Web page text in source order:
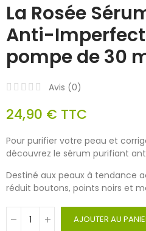
La Rosée
Anti-
pompe de 30
Avis (0)
24,90 € TTC
Pour purifier votre peau et
découvrez le sérum purifiant
Destiné aux peaux à tendance
réduit boutons, points noirs et
AJOUTER AU